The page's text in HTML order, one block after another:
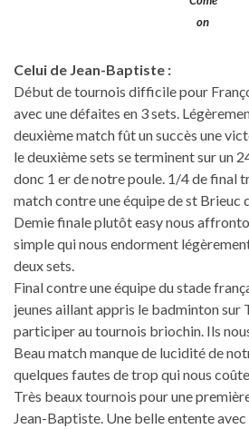
on
Celui de Jean-Baptiste :
Début de tournois difficile pour
avec une défaites en 3 sets.
deuxième match fût un succès une
le deuxième sets se terminent sur un
donc 1 er de notre poule. 1/4 de final
match contre une équipe de st Brieuc
Demie finale plutôt easy nous
simple qui nous endorment
deux sets.
Final contre une équipe du stade
jeunes aillant appris le badminton sur
participer au tournois briochin. Ils
Beau match manque de lucidité de
quelques fautes de trop qui nous
Très beaux tournois pour une
Jean-Baptiste. Une belle entente avec